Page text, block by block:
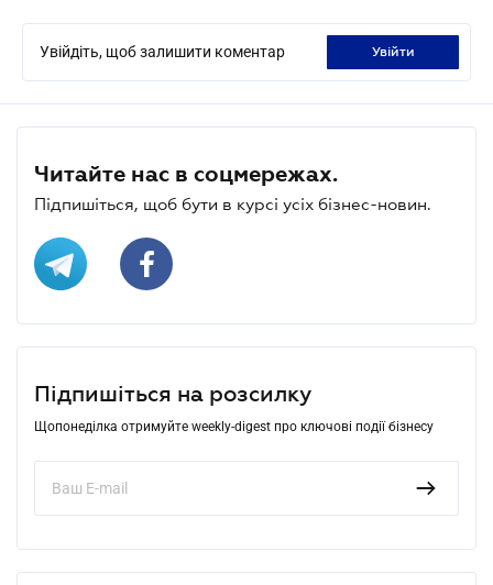
Увійдіть, щоб залишити коментар увійти
Читайте нас в соцмережах.
Підпишіться, щоб бути в курсі усіх бізнес-новин.
Підпишіться на розсилку
Щопонеділка отримуйте weekly-digest про ключові події бізнесу